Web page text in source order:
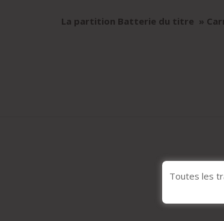
La partition Batterie du titre »
Toutes les